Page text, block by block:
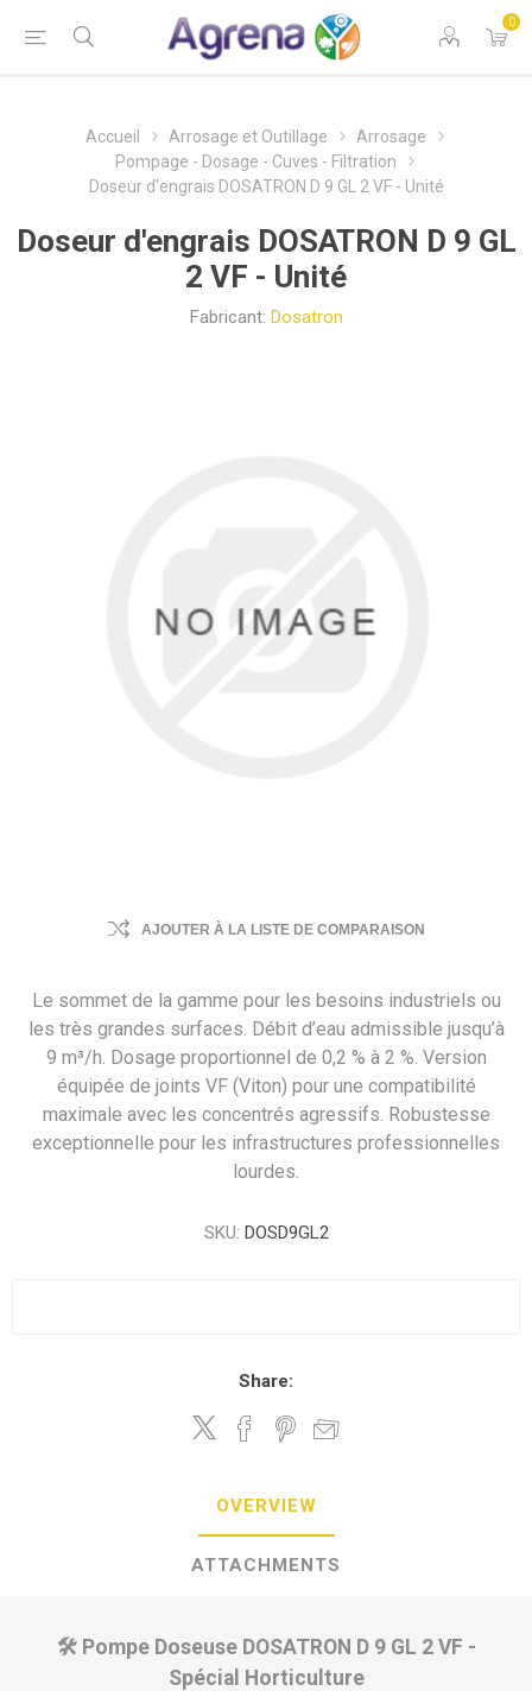
0
Accueil Arrosage et Outillage
Arrosage
Pompage - Dosage - Cuves - Filtration
Doseur d'engrais DOSATRON D 9 GL 2 VF - Unité
Doseur d'engrais DOSATRON D 9 GL
2 VF - Unité
Fabricant: Dosatron
AJOUTER À LA LISTE DE COMPARAISON
Le sommet de la gamme pour les besoins industriels ou
les très grandes surfaces. Débit d’eau admissible jusqu’à
9 m³/h. Dosage proportionnel de 0,2 % à 2 %. Version
équipée de joints VF (Viton) pour une compatibilité
maximale avec les concentrés agressifs. Robustesse
exceptionnelle pour les infrastructures professionnelles
lourdes.
SKU: DOSD9GL2
Share:
OVERVIEW
ATTACHMENTS
🛠️ Pompe Doseuse DOSATRON D 9 GL 2 VF -
Spécial Horticulture